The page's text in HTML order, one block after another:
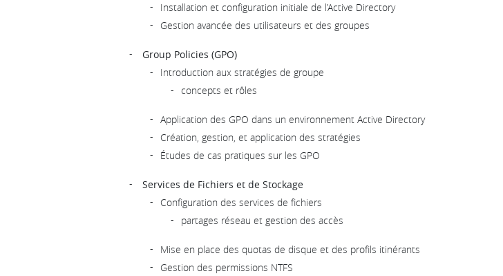
Installation et configuration initiale de l’Active Directory
Gestion avancée des utilisateurs et des groupes
Group Policies (GPO)
Introduction aux stratégies de groupe
concepts et rôles
Application des GPO dans un environnement Active Directory
Création, gestion, et application des stratégies
Études de cas pratiques sur les GPO
Services de Fichiers et de Stockage
Configuration des services de fichiers
partages réseau et gestion des accès
Mise en place des quotas de disque et des profils itinérants
Gestion des permissions NTFS